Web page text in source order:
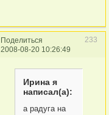
Поделиться
233
2008-08-20 10:26:49
Ирина я
написал(а):
а радуга на